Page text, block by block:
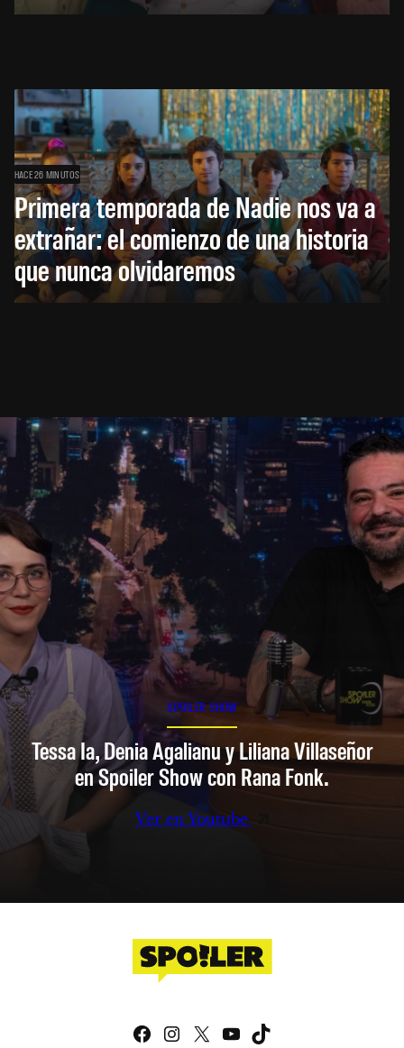
HACE 26 MINUTOS
Primera temporada de Nadie nos va a
extrañar: el comienzo de una historia
que nunca olvidaremos
SPOILER SHOW
Tessa Ia, Denia Agalianu y Liliana Villaseñor
en Spoiler Show con Rana Fonk.
Ver en Youtube
Facebook
Instagram
X YouTube